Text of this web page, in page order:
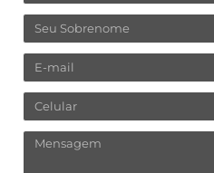
Sobrenome
Email
Celular
Mensagem